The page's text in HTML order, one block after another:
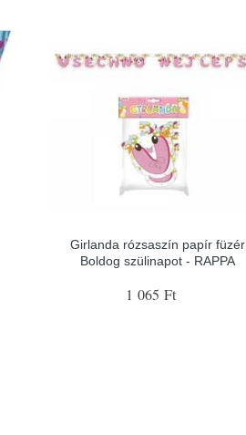
Girlanda rózsaszín papír füzér
Boldog szülinapot - RAPPA
1 065 Ft